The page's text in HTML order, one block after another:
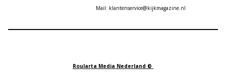
Mail: klantenservice@kijkmagazine.nl
Roularta Media Nederland ©